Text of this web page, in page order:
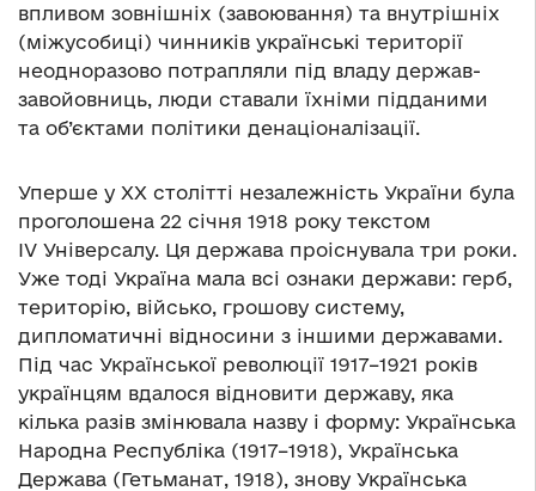
впливом зовнішніх (завоювання) та внутрішніх
(міжусобиці) чинників українські території
неодноразово потрапляли під владу держав-
завойовниць, люди ставали їхніми підданими
та об’єктами політики денаціоналізації.
Уперше у ХХ столітті незалежність України була
проголошена 22 січня 1918 року текстом
IV Універсалу. Ця держава проіснувала три роки.
Уже тоді Україна мала всі ознаки держави: герб,
територію, військо, грошову систему,
дипломатичні відносини з іншими державами.
Під час Української революції 1917–1921 років
українцям вдалося відновити державу, яка
кілька разів змінювала назву і форму: Українська
Народна Республіка (1917–1918), Українська
Держава (Гетьманат, 1918), знову Українська